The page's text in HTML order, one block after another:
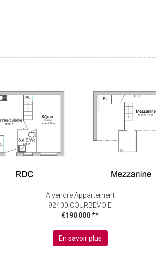
A vendre Appartement
92400 COURBEVOIE
€190 000 **
En savoir plus